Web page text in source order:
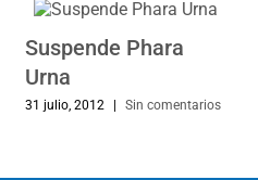
Suspende Phara
Urna
31 julio, 2012 | Sin comentarios